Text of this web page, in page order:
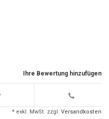
Ihre Bewertung hinzufügen
* exkl. MwSt. zzgl. Versandkosten